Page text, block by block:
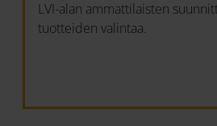
LVI-alan ammattilaisten
tuotteiden valintaa.